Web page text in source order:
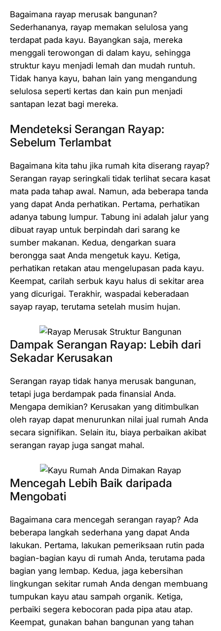
Bagaimana rayap merusak bangunan?
Sederhananya, rayap memakan selulosa yang
terdapat pada kayu. Bayangkan saja, mereka
menggali terowongan di dalam kayu, sehingga
struktur kayu menjadi lemah dan mudah runtuh.
Tidak hanya kayu, bahan lain yang mengandung
selulosa seperti kertas dan kain pun menjadi
santapan lezat bagi mereka.
Mendeteksi Serangan Rayap:
Sebelum Terlambat
Bagaimana kita tahu jika rumah kita diserang rayap?
Serangan rayap seringkali tidak terlihat secara kasat
mata pada tahap awal. Namun, ada beberapa tanda
yang dapat Anda perhatikan. Pertama, perhatikan
adanya tabung lumpur. Tabung ini adalah jalur yang
dibuat rayap untuk berpindah dari sarang ke
sumber makanan. Kedua, dengarkan suara
berongga saat Anda mengetuk kayu. Ketiga,
perhatikan retakan atau mengelupasan pada kayu.
Keempat, carilah serbuk kayu halus di sekitar area
yang dicurigai. Terakhir, waspadai keberadaan
sayap rayap, terutama setelah musim hujan.
Dampak Serangan Rayap: Lebih dari
Sekadar Kerusakan
Serangan rayap tidak hanya merusak bangunan,
tetapi juga berdampak pada finansial Anda.
Mengapa demikian? Kerusakan yang ditimbulkan
oleh rayap dapat menurunkan nilai jual rumah Anda
secara signifikan. Selain itu, biaya perbaikan akibat
serangan rayap juga sangat mahal.
Mencegah Lebih Baik daripada
Mengobati
Bagaimana cara mencegah serangan rayap? Ada
beberapa langkah sederhana yang dapat Anda
lakukan. Pertama, lakukan pemeriksaan rutin pada
bagian-bagian kayu di rumah Anda, terutama pada
bagian yang lembap. Kedua, jaga kebersihan
lingkungan sekitar rumah Anda dengan membuang
tumpukan kayu atau sampah organik. Ketiga,
perbaiki segera kebocoran pada pipa atau atap.
Keempat, gunakan bahan bangunan yang tahan